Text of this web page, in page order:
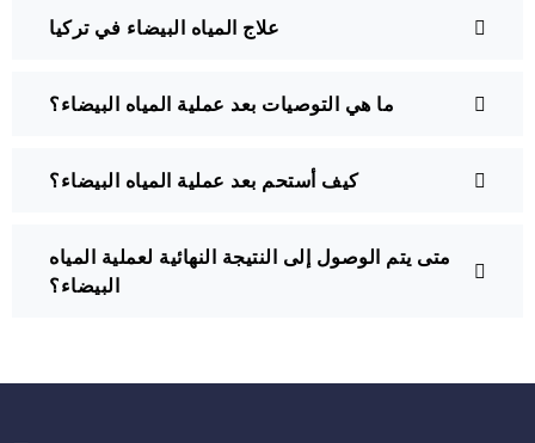
علاج المياه البيضاء في تركيا
ما هي التوصيات بعد عملية المياه البيضاء؟
كيف أستحم بعد عملية المياه البيضاء؟
متى يتم الوصول إلى النتيجة النهائية لعملية المياه
البيضاء؟